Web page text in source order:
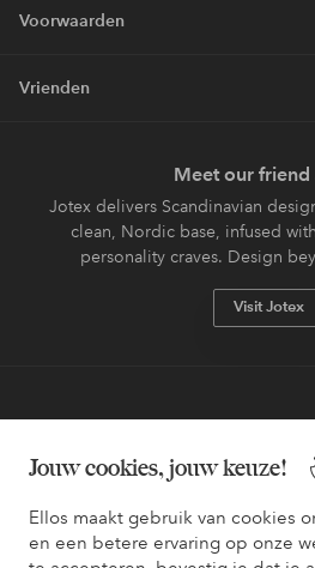
Jouw cookies, jouw keuze!
Ellos maakt gebruik van cookies
en een betere ervaring op onze
Voorwaarden
Vrienden
Meet our friend
Jotex delivers Scandinavian
clean, Nordic base, infused
personality craves. Design
Visit Jotex
Wil je meer weten over